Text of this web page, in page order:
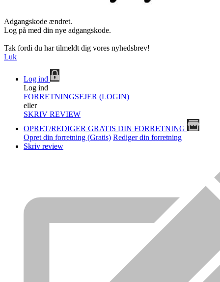
Adgangskode ændret.
Log på med din nye adgangskode.
Tak fordi du har tilmeldt dig vores nyhedsbrev!
Luk
Log ind
Log ind
FORRETNINGSEJER (LOGIN)
eller
SKRIV REVIEW
OPRET/REDIGER GRATIS DIN FORRETNING
Opret din forretning (Gratis) Rediger din forretning
Skriv review